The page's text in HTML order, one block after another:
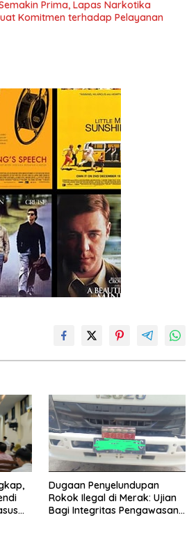
Prima, Lapas Narkotika
Komitmen terhadap Pelayanan
Dugaan Penyelundupan
Rokok Ilegal di Merak: Ujian
Bagi Integritas Pengawasan